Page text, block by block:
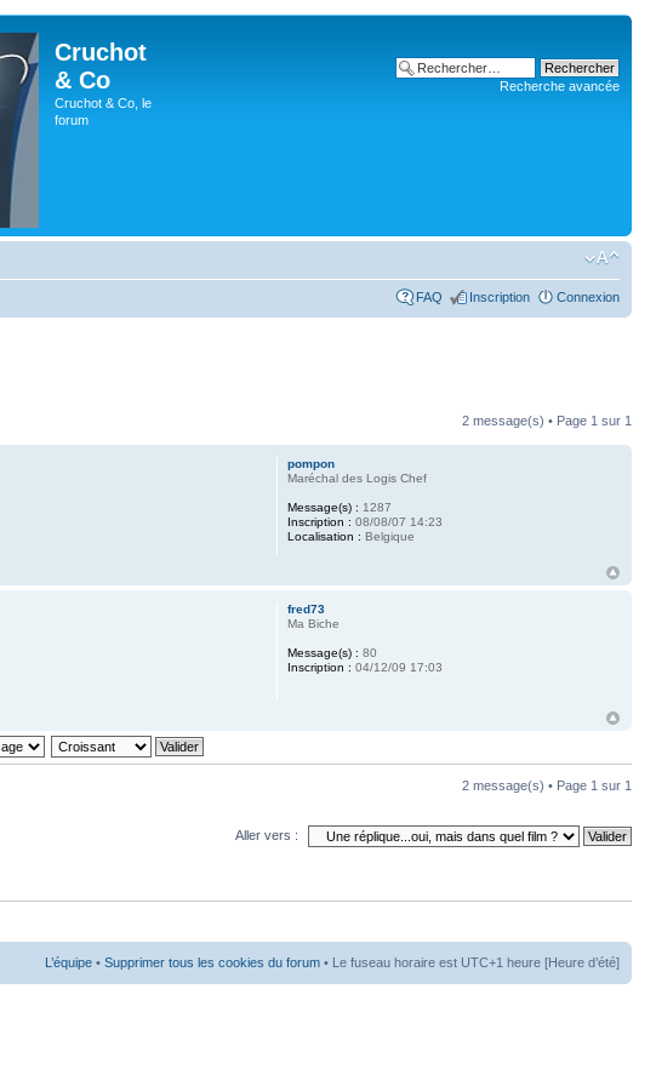
Cruchot
& Co
Cruchot & Co, le
forum
Recherche avancée
FAQ Inscription Connexion
2 message(s) • Page 1 sur 1
pompon
Maréchal des Logis Chef
Message(s) : 1287
Inscription : 08/08/07 14:23
Localisation : Belgique
fred73
Ma Biche
Message(s) : 80
Inscription : 04/12/09 17:03
2 message(s) • Page 1 sur 1
Aller vers :
L’équipe • Supprimer tous les cookies du forum • Le fuseau horaire est UTC+1 heure [Heure d’été]